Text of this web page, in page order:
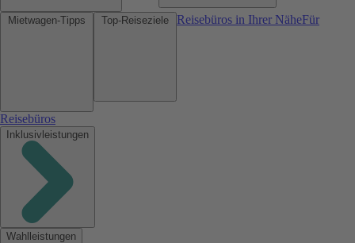
Reisebüros in Ihrer NäheFür
Reisebüros
Inklusivleistungen
Wahlleistungen